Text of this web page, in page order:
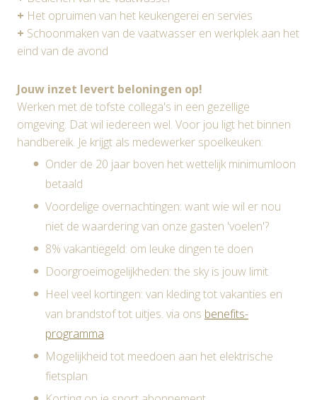
+ Het opruimen van het keukengerei en servies
+ Schoonmaken van de vaatwasser en werkplek aan het
eind van de avond
Jouw inzet levert beloningen op!
Werken met de tofste collega's in een gezellige
omgeving. Dat wil iedereen wel. Voor jou ligt het binnen
handbereik. Je krijgt als medewerker spoelkeuken:
Onder de 20 jaar boven het wettelijk minimumloon
betaald
Voordelige overnachtingen: want wie wil er nou
niet de waardering van onze gasten 'voelen'?
8% vakantiegeld: om leuke dingen te doen
Doorgroeimogelijkheden: the sky is jouw limit
Heel veel kortingen: van kleding tot vakanties en
van brandstof tot uitjes. via ons benefits-
programma
Mogelijkheid tot meedoen aan het elektrische
fietsplan